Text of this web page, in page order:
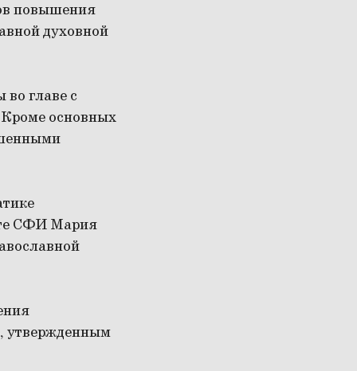
повышения
духовной
главе с
основных
СФИ Мария
утвержденным